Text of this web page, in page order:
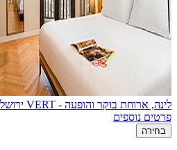
לינה, ארוחת בוקר והופעה - VERT ירושלים
פרטים נוספים
בחירה